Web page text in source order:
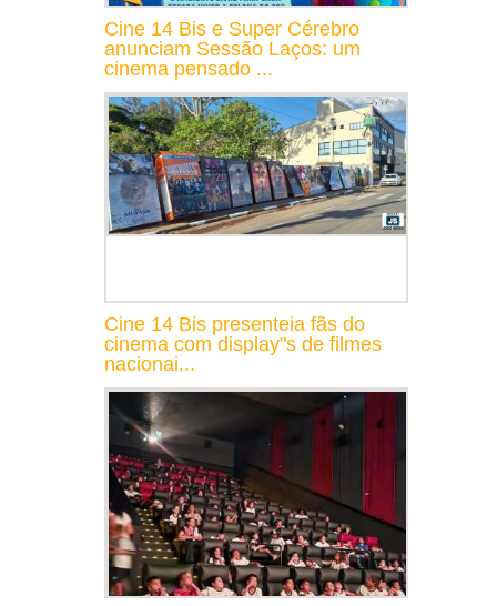
Cine 14 Bis e Super Cérebro
anunciam Sessão Laços: um
cinema pensado ...
Cine 14 Bis presenteia fãs do
cinema com display"s de filmes
nacionai...